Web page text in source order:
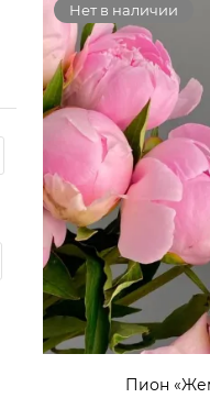
Нет в наличии
Пион